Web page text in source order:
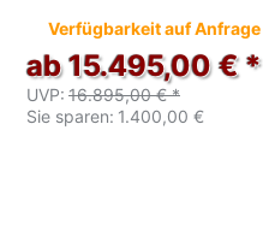
Verfügbarkeit auf Anfrage
ab 15.495,00 € *
UVP: 16.895,00 € *
Sie sparen: 1.400,00 €